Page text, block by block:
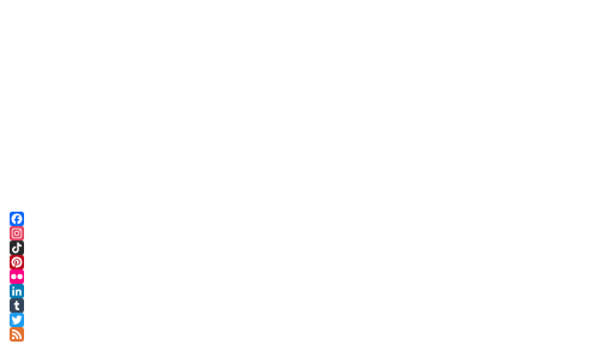
Facebook
Instagram
TikTok
Pinterest
Flickr
LinkedIn
Tumblr
Twitter
Feed